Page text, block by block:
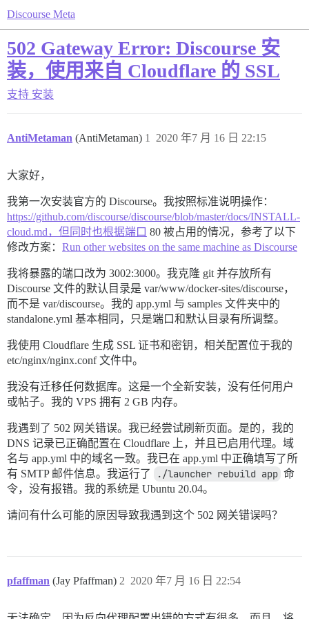
Discourse Meta
502 Gateway Error: Discourse 安
装，使用来自 Cloudflare 的 SSL
支持 安装
AntiMetaman (AntiMetaman) 2020 年7 月 16 日 22:15
1
大家好，
我第一次安装官方的 Discourse。我按照标准说明操作：
https://github.com/discourse/discourse/blob/master/docs/INSTALL-
cloud.md，但同时也根据端口 80 被占用的情况，参考了以下
修改方案： Run other websites on the same machine as Discourse
我将暴露的端口改为 3002:3000。我克隆 git 并存放所有
Discourse 文件的默认目录是 var/www/docker-sites/discourse，
而不是 var/discourse。我的 app.yml 与 samples 文件夹中的
standalone.yml 基本相同，只是端口和默认目录有所调整。
我使用 Cloudflare 生成 SSL 证书和密钥，相关配置位于我的
etc/nginx/nginx.conf 文件中。
我没有迁移任何数据库。这是一个全新安装，没有任何用户
或帖子。我的 VPS 拥有 2 GB 内存。
我遇到了 502 网关错误。我已经尝试刷新页面。是的，我的
DNS 记录已正确配置在 Cloudflare 上，并且已启用代理。域
名与 app.yml 中的域名一致。我已在 app.yml 中正确填写了所
有 SMTP 邮件信息。我运行了
./launcher rebuild app 命
令，没有报错。我的系统是 Ubuntu 20.04。
请问有什么可能的原因导致我遇到这个 502 网关错误吗？
pfaffman (Jay Pfaffman) 2020 年7 月 16 日 22:54
2